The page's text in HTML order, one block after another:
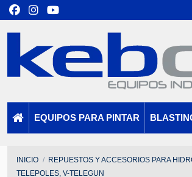
EQUIPOS PARA PINTAR
INICIO REPUESTOS Y ACCESORIOS PARA
TELEPOLES, V-TELEGUN